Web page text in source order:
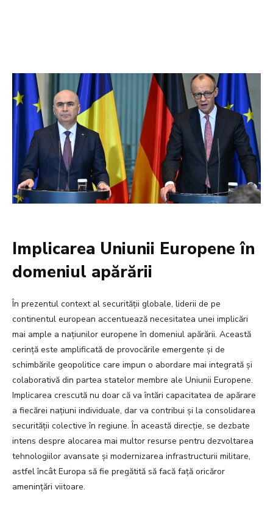
Implicarea Uniunii Europene în
domeniul apărării
În prezentul context al securității globale, liderii de pe
continentul european accentuează necesitatea unei implicări
mai ample a națiunilor europene în domeniul apărării. Această
cerință este amplificată de provocările emergente și de
schimbările geopolitice care impun o abordare mai integrată și
colaborativă din partea statelor membre ale Uniunii Europene.
Implicarea crescută nu doar că va întări capacitatea de apărare
a fiecărei națiuni individuale, dar va contribui și la consolidarea
securității colective în regiune. În această direcție, se dezbate
intens despre alocarea mai multor resurse pentru dezvoltarea
tehnologiilor avansate și modernizarea infrastructurii militare,
astfel încât Europa să fie pregătită să facă față oricăror
amenințări viitoare.